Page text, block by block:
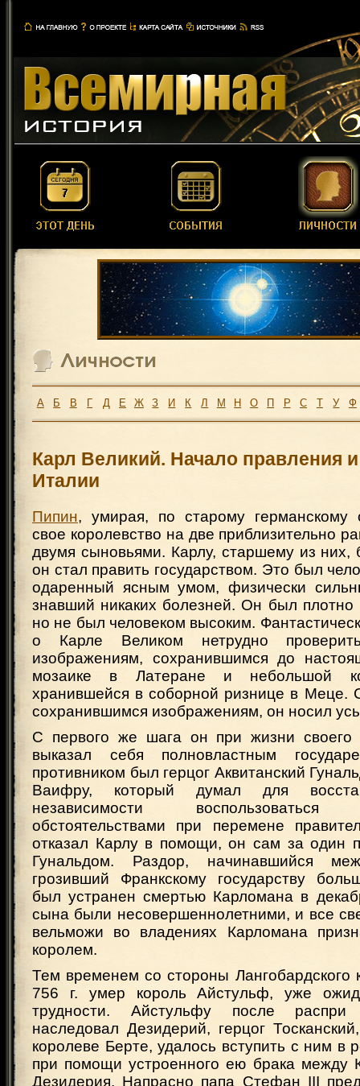
А Б В Г Д Е Ж З И К Л М Н О П Р С Т У Ф
Карл Великий. Начало правления
Италии
Пипин, умирая, по старому германскому
свое королевство на две приблизительно
двумя сыновьями. Карлу, старшему из них,
он стал править государством. Это был
одаренный ясным умом, физически
знавший никаких болезней. Он был
но не был человеком высоким.
о Карле Великом нетрудно
изображениям, сохранившимся до
мозаике в Латеране и небольшой
хранившейся в соборной ризнице в Меце.
сохранившимся изображениям, он носил
С первого же шага он при жизни своего
выказал себя полновластным
противником был герцог Аквитанский
Ваифру, который думал для
независимости воспользоваться
обстоятельствами при перемене
отказал Карлу в помощи, он сам за один
Гунальдом. Раздор, начинавшийся
грозивший Франкскому государству
был устранен смертью Карломана в
сына были несовершеннолетними, и все
вельможи во владениях Карломана
королем.
Тем временем со стороны Лангобардского
756 г. умер король Айстульф, уже
трудности. Айстульфу после распри
наследовал Дезидерий, герцог
королеве Берте, удалось вступить с ним в
при помощи устроенного ею брака между
Дезидерия. Напрасно папа Стефан III